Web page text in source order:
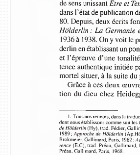
de sens unissant Etre et
dans l’état de publication
80. Depuis, deux écrits
Hölderlin : La Germanie
1936 à 1938. On y voit le
derlin en établissant un
et l’épreuve d’une
tence authentique initiée
mortel situer, à la suite
Grâce à ces deux
tion du dieu chez
1. Tous nos renvois, dans la
dont nous établissons comme suit
de Hölderlin (Hy), trad. Fédier,
1989 ; Approche de Hölderlin
Brokmeier, Gallimard, Paris, 1962 ;
rence (E.C), trad. Préau,
Préau, Gallimard, Paris,  1968.